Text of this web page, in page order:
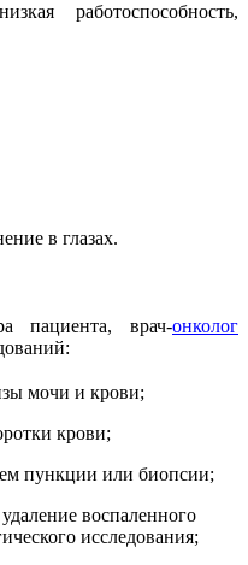
работоспособность,
в глазах.
пациента, врач-онколог
мочи и крови;
крови;
пункции или биопсии;
воспаленного
исследования;